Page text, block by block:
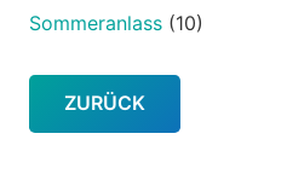
Sommeranlass (10)
ZURÜCK